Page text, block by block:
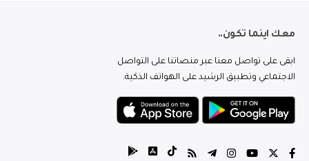
معك اينما تكون..
ابقى على تواصل معنا عبر منصاتنا على التواصل
الاجتماعي وتطبيق الرشيد على الهواتف الذكية.